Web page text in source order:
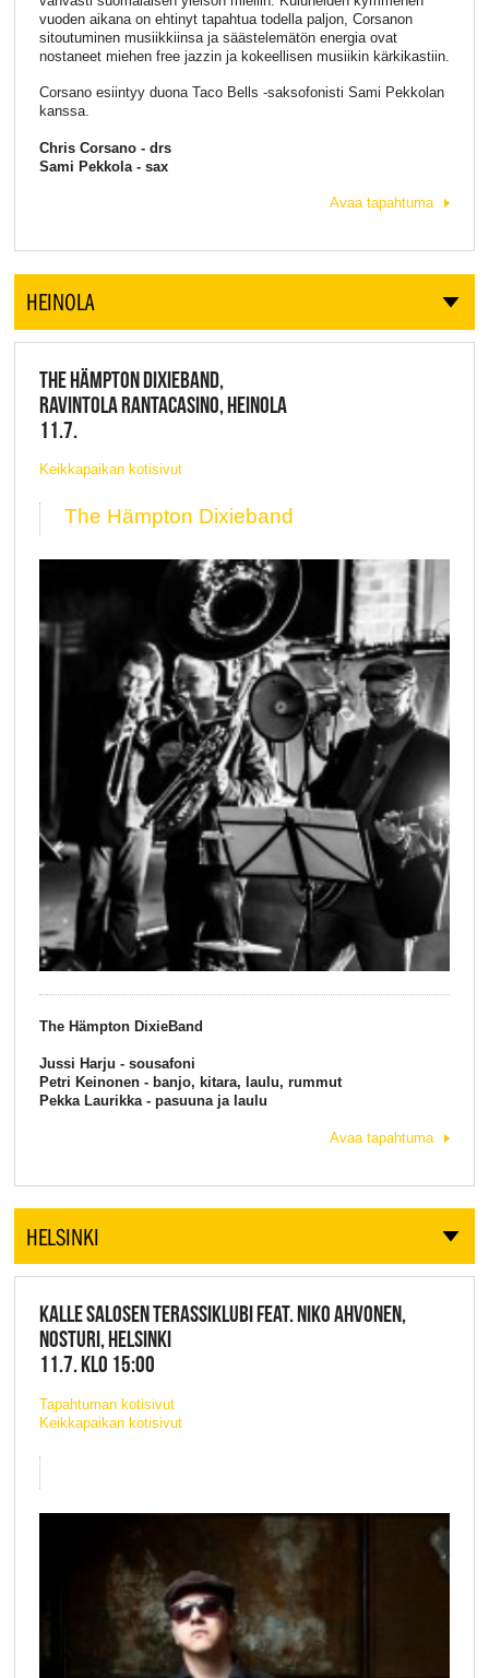
vuoden aikana on ehtinyt tapahtua todella paljon, Corsanon
sitoutuminen musiikkiinsa ja säästelemätön energia ovat
nostaneet miehen free jazzin ja kokeellisen musiikin kärkikastiin.
Corsano esiintyy duona Taco Bells -saksofonisti Sami Pekkolan
kanssa.
Chris Corsano - drs
Sami Pekkola - sax
Avaa tapahtuma
HEINOLA
THE HÄMPTON DIXIEBAND,
RAVINTOLA RANTACASINO, HEINOLA
11.7.
Keikkapaikan kotisivut
The Hämpton Dixieband
The Hämpton DixieBand
Jussi Harju - sousafoni
Petri Keinonen - banjo, kitara, laulu, rummut
Pekka Laurikka - pasuuna ja laulu
Avaa tapahtuma
HELSINKI
KALLE SALOSEN TERASSIKLUBI FEAT. NIKO AHVONEN,
NOSTURI, HELSINKI
11.7. KLO 15:00
Tapahtuman kotisivut
Keikkapaikan kotisivut